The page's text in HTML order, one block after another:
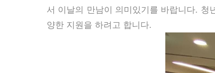
서 이날의 만남이 의미있기를 바랍니다.
양한 지원을 하려고 합니다.